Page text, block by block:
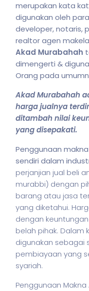
merupakan kata
digunakan oleh
developer, notaris,
realtor agen
Akad Murabahah
dimengerti &
Orang pada
Akad Murabahah
harga jualnya
ditambah nilai
yang disepakati.
Penggunaan
sendiri dalam
perjanjian jual beli
murabbi) dengan
barang atau jasa
yang diketahui.
dengan
belah pihak. Dalam
digunakan sebagai
pembiayaan yang
syariah.
Penggunaan Makna